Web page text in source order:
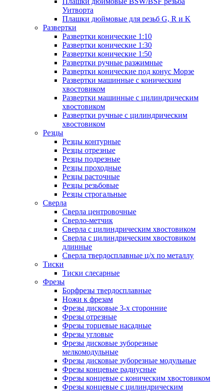
Уитворта
Плашки дюймовые для резьб G, R и K
Развертки
Развертки конические 1:10
Развертки конические 1:30
Развертки конические 1:50
Развертки ручные разжимные
Развертки конические под конус Морзе
Развертки машинные с коническим
хвостовиком
Развертки машинные с цилиндрическим
хвостовиком
Развертки ручные с цилиндрическим
хвостовиком
Резцы
Резцы контурные
Резцы отрезные
Резцы подрезные
Резцы проходные
Резцы расточные
Резцы резьбовые
Резцы строгальные
Сверла
Сверла центровочные
Сверло-метчик
Сверла с цилиндрическим хвостовиком
Сверла с цилиндрическим хвостовиком
длинные
Сверла твердосплавные ц/х по металлу
Тиски
Тиски слесарные
Фрезы
Борфрезы твердосплавные
Ножи к фрезам
Фрезы дисковые 3-х сторонние
Фрезы отрезные
Фрезы торцевые насадные
Фрезы угловые
Фрезы дисковые зуборезные
мелкомодульные
Фрезы дисковые зуборезные модульные
Фрезы концевые радиусные
Фрезы концевые с коническим хвостовиком
Фрезы концевые с цилиндрическим